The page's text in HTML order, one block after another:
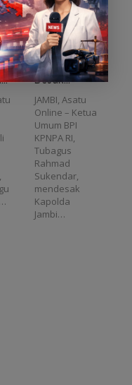
Ketum BPI
KPNPA RI
Desak
Jambi Usut
Dugaan
Pemerasan
Oknum Kanit
Reskrim
Polres
Merangin
JAMBI, Asatu
Online – Ketua
Umum BPI
KPNPA RI,
Tubagus
Rahmad
Sukendar,
mendesak
Kapolda
Jambi…